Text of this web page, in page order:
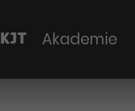
KJT Akademie